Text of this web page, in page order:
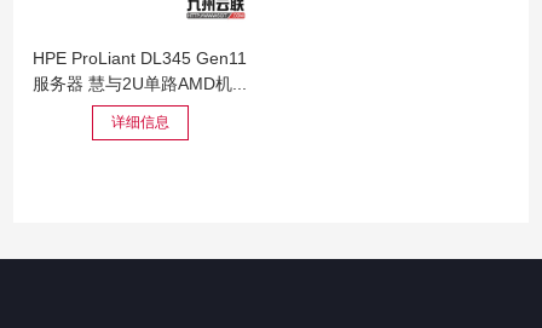
HPE ProLiant DL345 Gen11
服务器 慧与2U单路AMD机...
详细信息